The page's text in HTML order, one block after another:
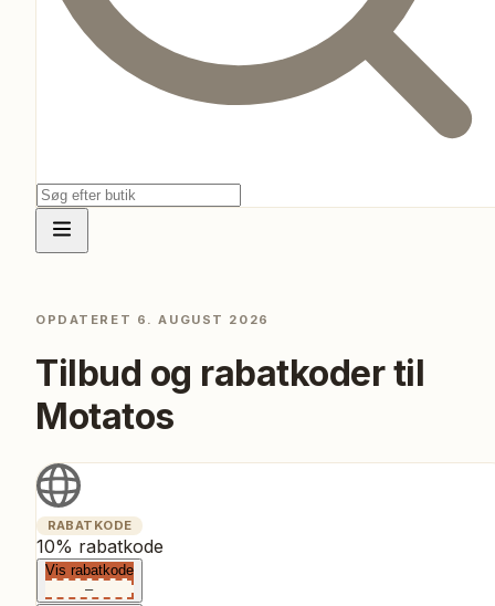
OPDATERET 6. AUGUST 2026
Tilbud og rabatkoder til
Motatos
RABATKODE
10% rabatkode
Vis rabatkode
–